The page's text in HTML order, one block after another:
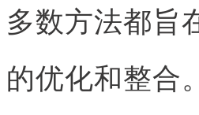
多数方法都旨
的优化和整合